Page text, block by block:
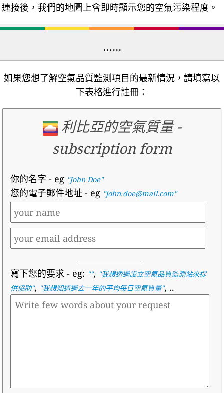
連接後，我們的地圖上會即時顯示您的空氣污染程度。
……
如果您想了解空氣品質監測項目的最新情況，請填寫以
下表格進行註冊：
利比亞的空氣質量-
subscription form
你的名字 - eg "John Doe"
您的電子郵件地址 - eg "john.doe@mail.com"
寫下您的要求- eg: "", "我想透過設立空氣品質監測站來提
供協助", "我想知道過去一年的平均每日空氣質量", ..